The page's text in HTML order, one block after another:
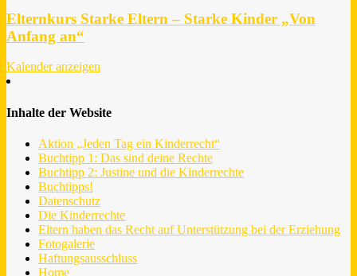
Elternkurs Starke Eltern – Starke Kinder „Von
Anfang an“
Kalender anzeigen
Inhalte der Website
Aktion „Jeden Tag ein Kinderrecht“
Buchtipp 1: Das sind deine Rechte
Buchtipp 2: Justine und die Kinderrechte
Buchtipps!
Datenschutz
Die Kinderrechte
Eltern haben das Recht auf Unterstützung bei der Erziehung
Fotogalerie
Haftungsausschluss
Home